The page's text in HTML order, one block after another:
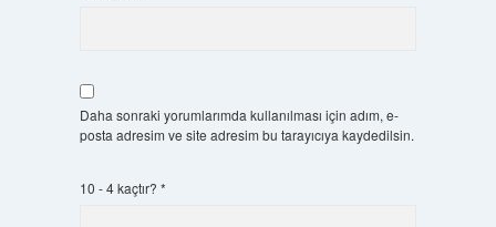
Daha sonraki yorumlarımda kullanılması için adım, e-
posta adresim ve site adresim bu tarayıcıya kaydedilsin.
10 - 4 kaçtır? *